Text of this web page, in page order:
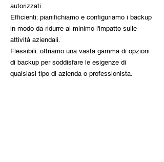
autorizzati.
Efficienti: pianifichiamo e configuriamo i backup
in modo da ridurre al minimo l'impatto sulle
attività aziendali.
Flessibili: offriamo una vasta gamma di opzioni
di backup per soddisfare le esigenze di
qualsiasi tipo di azienda o professionista.